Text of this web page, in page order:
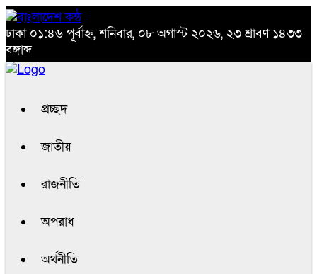
ঢাকা ০১:৪৬ পূর্বাহ্ন, শনিবার, ০৮ অগাস্ট ২০২৬, ২৩ শ্রাবণ ১৪৩৩
বঙ্গাব্দ
প্রচ্ছদ
জাতীয়
রাজনীতি
অপরাধ
অর্থনীতি